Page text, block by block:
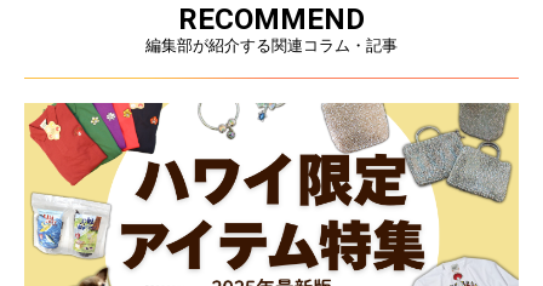
RECOMMEND
編集部が紹介する関連コラム・記事